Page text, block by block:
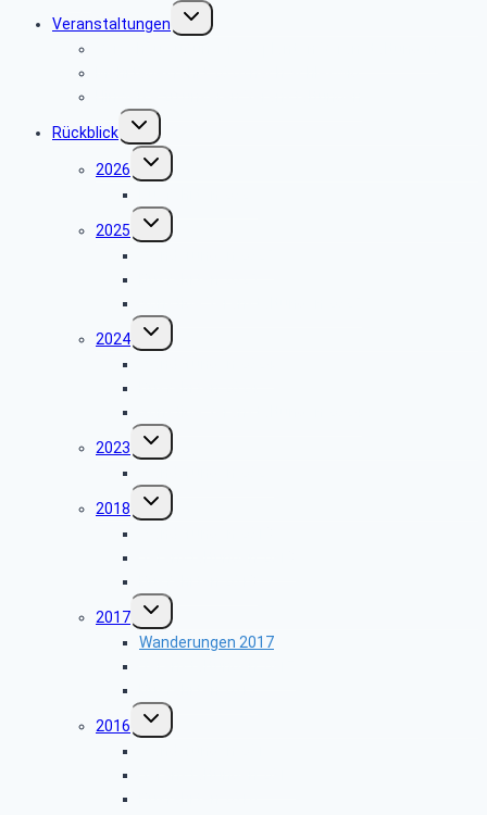
Veranstaltungen
Untermenü
umschalten
Rückblick
Untermenü
umschalten
2026
Untermenü
umschalten
2025
Untermenü
umschalten
2024
Untermenü
umschalten
2023
Untermenü
umschalten
2018
Untermenü
umschalten
2017
Untermenü
umschalten
Wanderungen 2017
2016
Untermenü
umschalten